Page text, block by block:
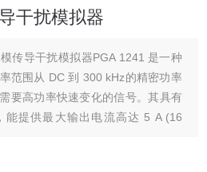
干扰模拟器
传导干扰模拟器PGA 1241 是一种
范围从 DC 到 300 kHz的精密功率
要高功率快速变化的信号。其具有
能提供最大输出电流高达 5 A (16